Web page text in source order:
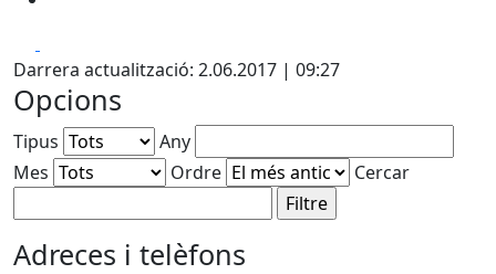
Darrera actualització: 2.06.2017 | 09:27
Opcions
Tipus
Any
Mes
Ordre Cercar
Adreces i telèfons